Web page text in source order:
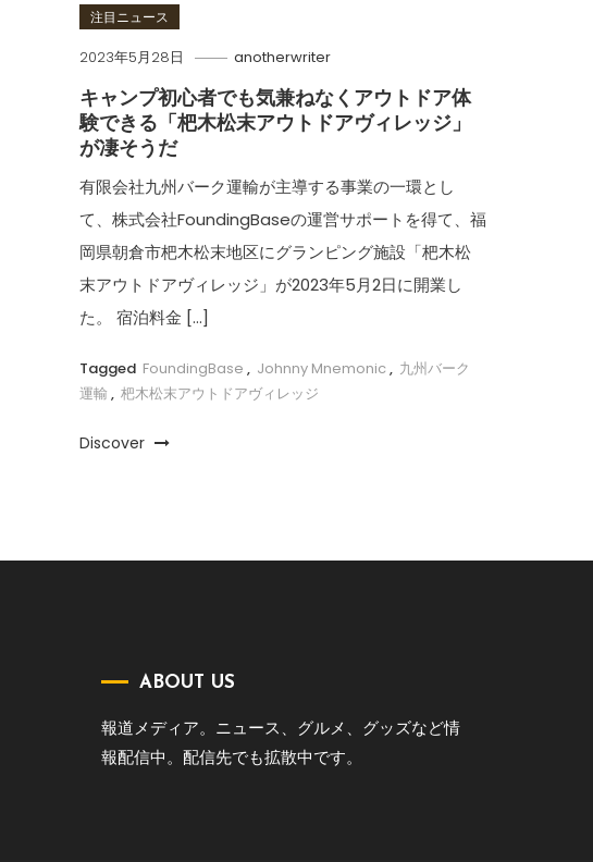
注目ニュース
2023年5月28日 anotherwriter
キャンプ初心者でも気兼ねなくアウトドア体
験できる「杷木松末アウトドアヴィレッジ」
が凄そうだ
有限会社九州バーク運輸が主導する事業の一環とし
て、株式会社FoundingBaseの運営サポートを得て、福
岡県朝倉市杷木松末地区にグランピング施設「杷木松
末アウトドアヴィレッジ」が2023年5月2日に開業し
た。 宿泊料金 […]
Tagged FoundingBase , Johnny Mnemonic , 九州バーク
運輸 , 杷木松末アウトドアヴィレッジ
Discover
ABOUT US
報道メディア。ニュース、グルメ、グッズなど情
報配信中。配信先でも拡散中です。